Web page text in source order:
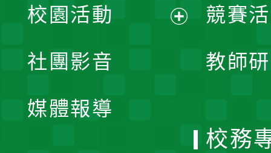
競賽
教師
開
校園活動
社團影音
媒體報導
校務